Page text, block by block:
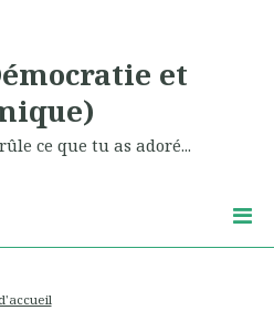
et
ce que tu as adoré...